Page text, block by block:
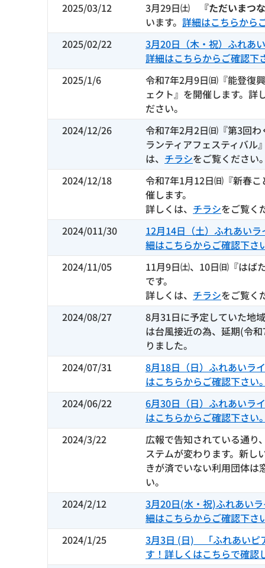
2025/03/12
3月29日㈯
『ただいまつ
います。 詳細はこちらから
2025/02/22
3月20日（木・祝）ふれあ
詳細はこちらからご確認下
2025/1/6
令和7年2月9日㈰『能登復
ェクト』を開催します。詳
ださい。
2024/12/26
令和7年2月2日㈰『第3回
ランティアフェスティバル
は、 チラシをご覧ください
2024/12/18
令和7年1月12日㈰『新春
催します。
詳しくは、 チラシをご覧く
2024/011/30
12月14日（土）ふれあい
細はこちらからご確認下さ
2024/11/05
11月9日㈯、10日㈰『はば
です。
詳しくは、 チラシをご覧く
2024/08/27
8月31日に予定していた地
は台風接近の為、延期(令
りました。
2024/07/31
8月18日（日）ふれあいラ
はこちらからご確認下さい
2024/06/22
6月30日（日）ふれあいラ
はこちらからご確認下さい
2024/3/22
広報で告知されている通り
ステムが変わります。新し
きが済でいない利用団体は
い。
2024/2/12
3月20日(水・祝)ふれあい
細はこちらからご確認下さ
2024/1/25
3月3日 (日) 「ふれあいピ
す！詳しくはこちらで確認